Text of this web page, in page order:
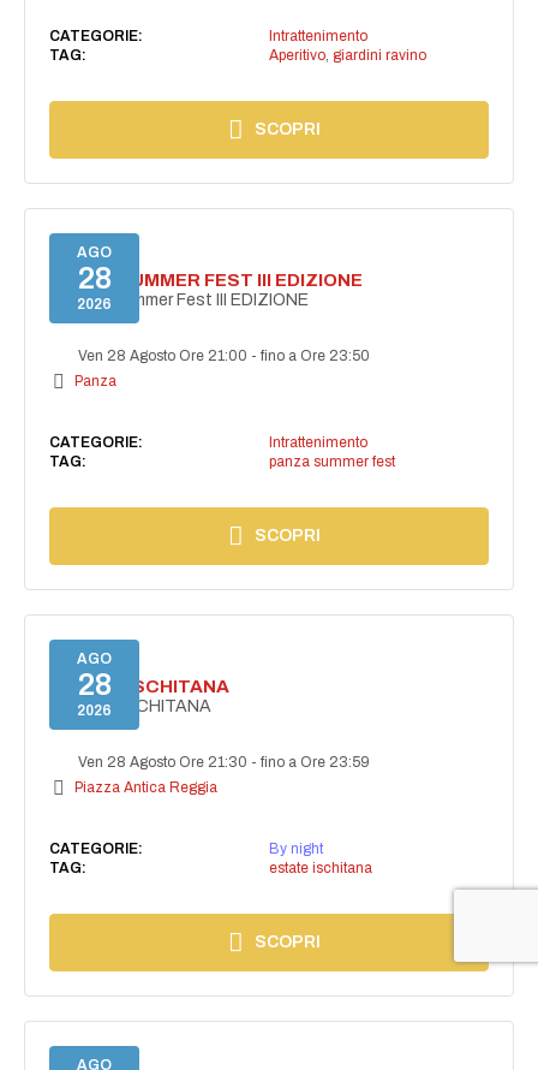
CATEGORIE:
Intrattenimento
TAG:
Aperitivo, giardini ravino
SCOPRI
AGO
28
2026
PANZA SUMMER FEST III EDIZIONE
PANZA Summer Fest III EDIZIONE
Ven 28 Agosto Ore 21:00 -fino a Ore 23:50
Panza
CATEGORIE:
Intrattenimento
TAG:
panza summer fest
SCOPRI
AGO
28
2026
ESTATE ISCHITANA
ESTATE ISCHITANA
Ven 28 Agosto Ore 21:30 -fino a Ore 23:59
Piazza Antica Reggia
CATEGORIE:
By night
TAG:
estate ischitana
SCOPRI
AGO